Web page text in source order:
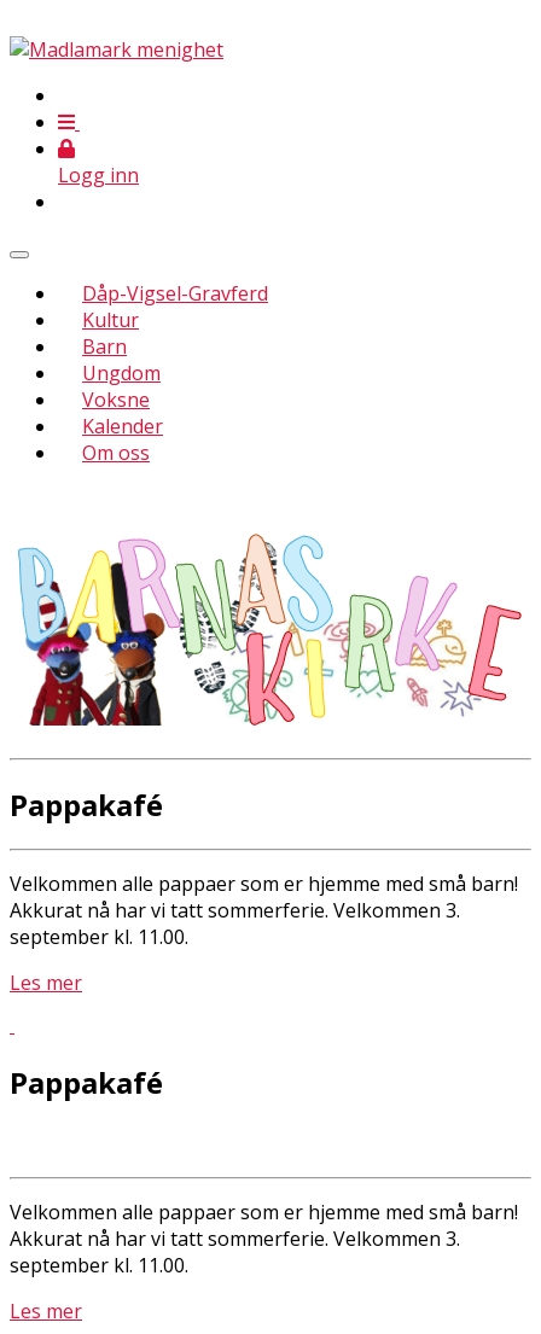
Logg inn
Dåp-Vigsel-Gravferd
Kultur
Barn
Ungdom
Voksne
Kalender
Om oss
Pappakafé
Velkommen alle pappaer som er hjemme med små barn!
Akkurat nå har vi tatt sommerferie. Velkommen 3.
september kl. 11.00.
Les mer
Pappakafé
Velkommen alle pappaer som er hjemme med små barn!
Akkurat nå har vi tatt sommerferie. Velkommen 3.
september kl. 11.00.
Les mer